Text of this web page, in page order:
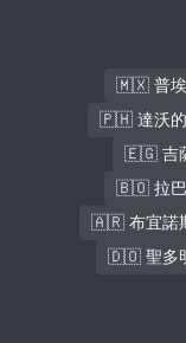
🇲🇽 普埃
🇵🇭 達沃
🇪🇬 吉
🇧🇴 拉巴
🇦🇷 布宜諾
🇩🇴 聖多